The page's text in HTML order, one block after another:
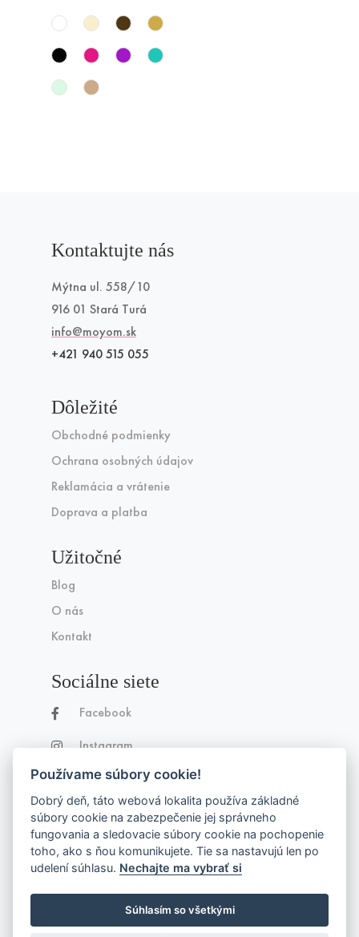
Kontaktujte nás
Mýtna ul. 558/10
916 01 Stará Turá
info@moyom.sk
+421 940 515 055
Dôležité
Obchodné podmienky
Ochrana osobných údajov
Reklamácia a vrátenie
Doprava a platba
Užitočné
Blog
O nás
Kontakt
Sociálne siete
Facebook
Instagram
Made with Lemonbee.sk
© 2026 Moyom, s. r. o. Všetky práva
Používame súbory cookie!
Dobrý deň, táto webová lokalita používa základné
súbory cookie na zabezpečenie jej správneho
fungovania a sledovacie súbory cookie na pochopenie
toho, ako s ňou komunikujete. Tie sa nastavujú len po
udelení súhlasu. Nechajte ma vybrať si
Súhlasím so všetkými